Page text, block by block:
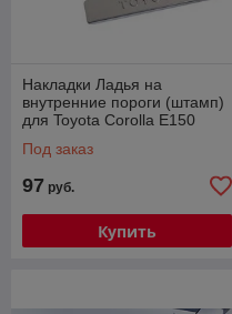
Накладки Ладья на
внутренние пороги (штамп)
для Toyota Corolla E150
015.51.451
Под заказ
97 руб.
Купить